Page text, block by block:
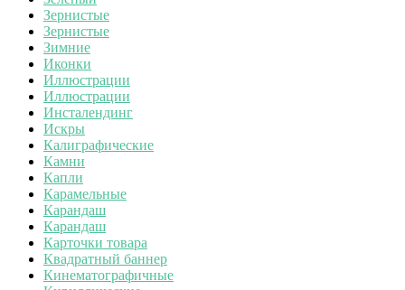
Зернистые
Зернистые
Зимние
Иконки
Иллюстрации
Иллюстрации
Инсталендинг
Искры
Калиграфические
Камни
Капли
Карамельные
Карандаш
Карандаш
Карточки товара
Квадратный баннер
Кинематографичные